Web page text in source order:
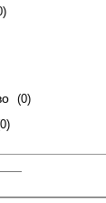
(0)
)
0)